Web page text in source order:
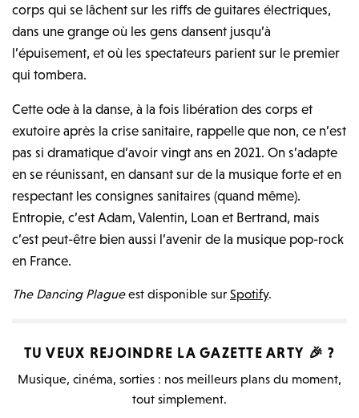
corps qui se lâchent sur les riffs de guitares électriques,
dans une grange où les gens dansent jusqu’à
l’épuisement, et où les spectateurs parient sur le premier
qui tombera.
Cette ode à la danse, à la fois libération des corps et
exutoire après la crise sanitaire, rappelle que non, ce n’est
pas si dramatique d’avoir vingt ans en 2021. On s’adapte
en se réunissant, en dansant sur de la musique forte et en
respectant les consignes sanitaires (quand même).
Entropie, c’est Adam, Valentin, Loan et Bertrand, mais
c’est peut-être bien aussi l’avenir de la musique pop-rock
en France.
The Dancing Plagueest disponible sur Spotify.
TU VEUX REJOINDRE LAGAZETTE ARTY 🎉 ?
Musique, cinéma, sorties : nos meilleurs plans du moment,
tout simplement.